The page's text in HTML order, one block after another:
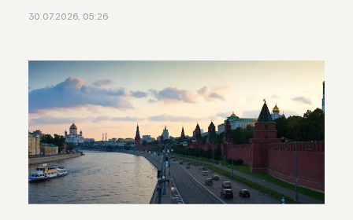
30.07.2026, 05:26